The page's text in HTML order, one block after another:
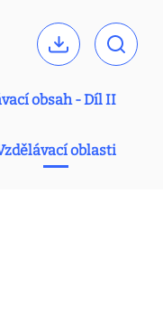
obsah - Díl II
oblasti